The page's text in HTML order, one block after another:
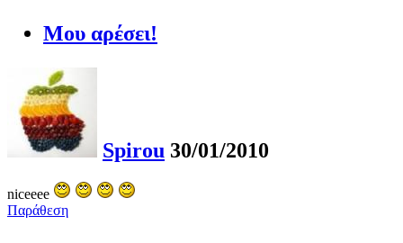
Μου αρέσει!
Spirou 30/01/2010
niceeee
Παράθεση